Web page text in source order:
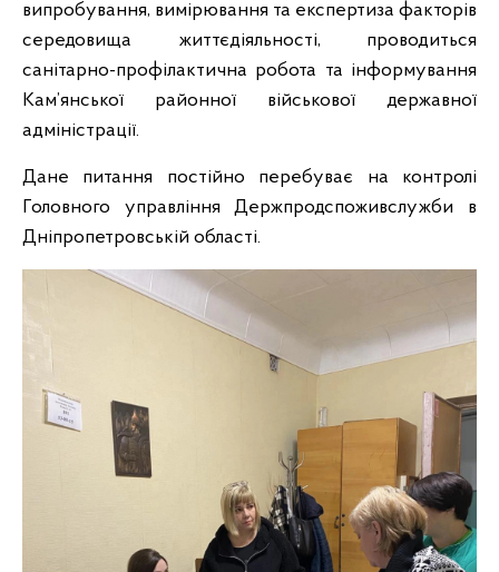
випробування, вимірювання та експертиза факторів
середовища життєдіяльності, проводиться
санітарно-профілактична робота та інформування
Кам’янської районної військової державної
адміністрації.
Дане питання постійно перебуває на контролі
Головного управління Держпродспоживслужби в
Дніпропетровській області.